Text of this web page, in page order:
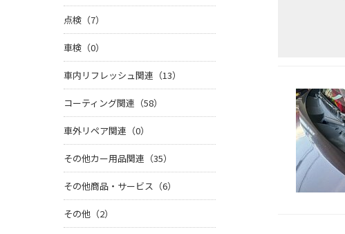
点検（7）
車検（0）
車内リフレッシュ関連（13）
コーティング関連（58）
車外リペア関連（0）
その他カー用品関連（35）
その他商品・サービス（6）
その他（2）